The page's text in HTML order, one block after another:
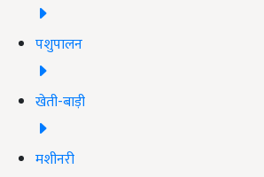
पशुपालन
खेती-बाड़ी
मशीनरी